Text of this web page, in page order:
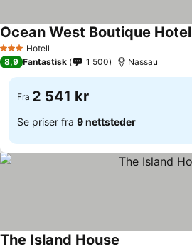
3 StjernerHotell
Ocean West Boutique Hotel
8,9 Fantastisk 1 500 Nassau
Fra 2 541 kr
Se priser fra 9 nettsteder
The Island House